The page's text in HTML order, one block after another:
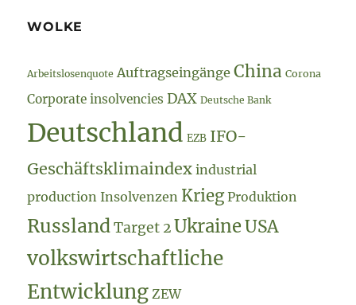
WOLKE
Arbeitslosenquote Auftragseingänge China Corona
Corporate insolvencies DAX Deutsche Bank
Deutschland EZB IFO-
Geschäftsklimaindex industrial
production Insolvenzen Krieg Produktion
Russland Target 2 Ukraine USA
volkswirtschaftliche
Entwicklung ZEW